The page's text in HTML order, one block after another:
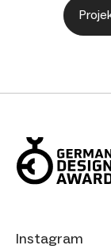
Instagram